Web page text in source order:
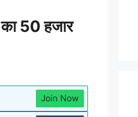
50 हजार
Join Now